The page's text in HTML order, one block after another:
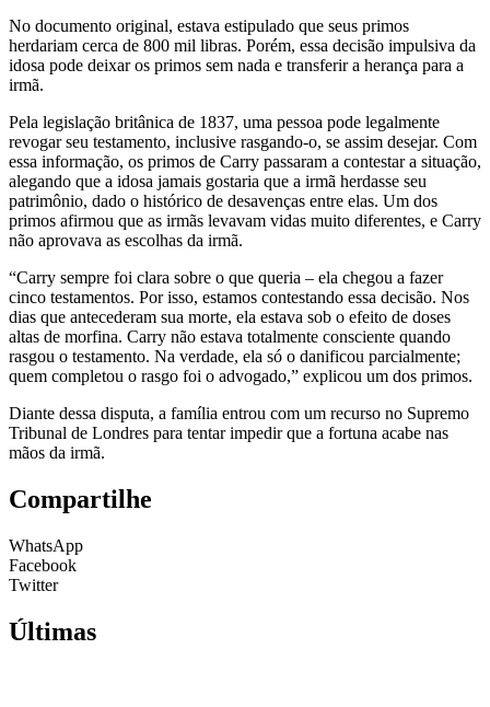
No documento original, estava estipulado que seus primos
herdariam cerca de 800 mil libras. Porém, essa decisão impulsiva da
idosa pode deixar os primos sem nada e transferir a herança para a
irmã.
Pela legislação britânica de 1837, uma pessoa pode legalmente
revogar seu testamento, inclusive rasgando-o, se assim desejar. Com
essa informação, os primos de Carry passaram a contestar a situação,
alegando que a idosa jamais gostaria que a irmã herdasse seu
patrimônio, dado o histórico de desavenças entre elas. Um dos
primos afirmou que as irmãs levavam vidas muito diferentes, e Carry
não aprovava as escolhas da irmã.
“Carry sempre foi clara sobre o que queria – ela chegou a fazer
cinco testamentos. Por isso, estamos contestando essa decisão. Nos
dias que antecederam sua morte, ela estava sob o efeito de doses
altas de morfina. Carry não estava totalmente consciente quando
rasgou o testamento. Na verdade, ela só o danificou parcialmente;
quem completou o rasgo foi o advogado,” explicou um dos primos.
Diante dessa disputa, a família entrou com um recurso no Supremo
Tribunal de Londres para tentar impedir que a fortuna acabe nas
mãos da irmã.
Compartilhe
WhatsApp
Facebook
Twitter
Últimas